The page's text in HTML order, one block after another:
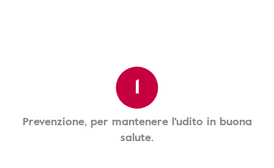
1
Prevenzione, per mantenere l'udito in buona
salute.